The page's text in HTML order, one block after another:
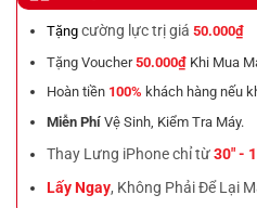
Tặngcường lực trị giá 50.000₫
Tặng Voucher50.000₫Khi Mua
Hoàn tiền 100% khách hàng nếu
Miễn PhíVệ Sinh, Kiểm Tra Máy.
Thay Lưng iPhone chỉ từ30" -
Lấy Ngay, Không Phải Để Lại